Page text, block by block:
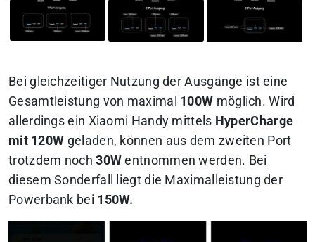
Bei gleichzeitiger Nutzung der Ausgänge ist eine
Gesamtleistung von maximal 100W möglich. Wird
allerdings ein Xiaomi Handy mittels HyperCharge
mit 120W geladen, können aus dem zweiten Port
trotzdem noch30W entnommen werden. Bei
diesem Sonderfall liegt die Maximalleistung der
Powerbank bei 150W.